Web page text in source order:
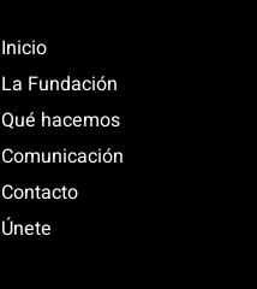
Inicio
La Fundación
Qué hacemos
Comunicación
Contacto
Únete